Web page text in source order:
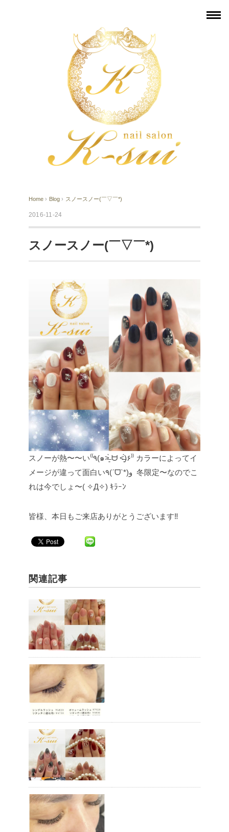
Home › Blog › スノースノー(￣▽︎￣*)
2016-11-24
スノースノー(￣▽︎￣*)
スノーが熱〜〜い⁽⁽٩(๑˃̶͈̀ ᗨ ˂̶͈́)۶⁾⁾ カラーによってイ
メージが違って面白い٩(ˊᗜˋ*)و 冬限定〜なのでこ
れは今でしょ〜( ✧︎Д✧︎) ｷﾗｰﾝ
皆様、本日もご来店ありがとうございます‼︎
関連記事